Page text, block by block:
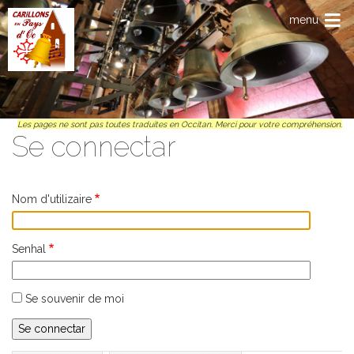
Anar al contengut principal
menu
Les pages ne sont pas toutes traduites en Occitan. Merci pour votre compréhension.
Se connectar
Nom d'utilizaire
Senhal
Se souvenir de moi